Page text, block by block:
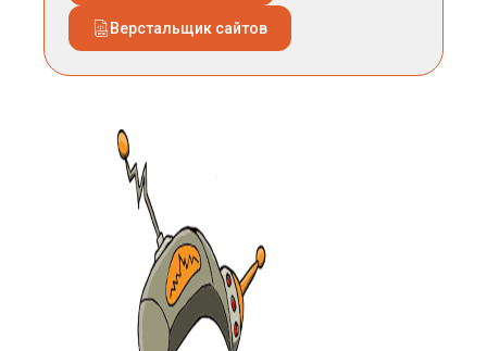
Верстальщик сайтов